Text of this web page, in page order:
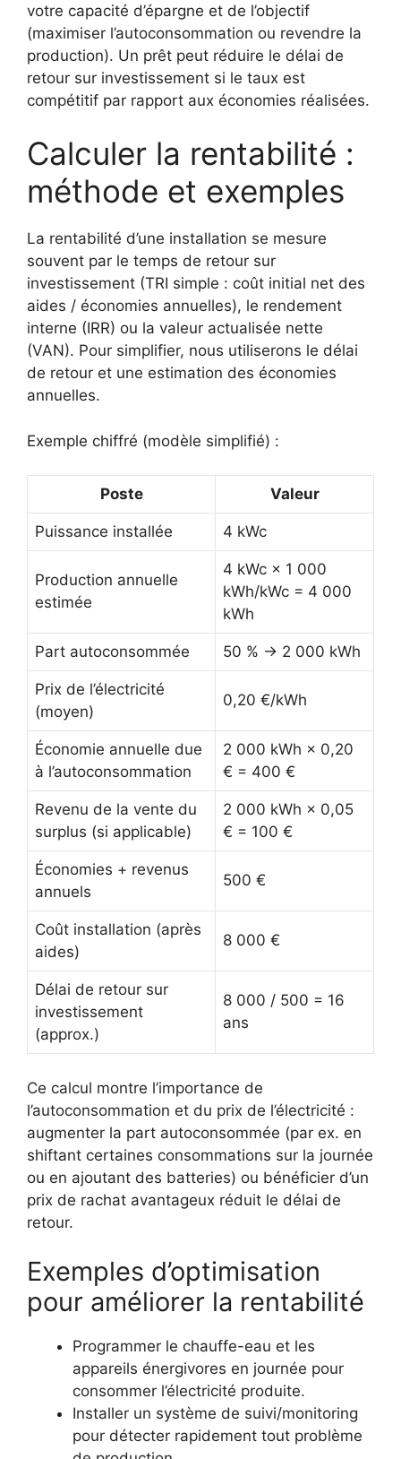
votre capacité d’épargne et de l’objectif
(maximiser l’autoconsommation ou revendre la
production). Un prêt peut réduire le délai de
retour sur investissement si le taux est
compétitif par rapport aux économies réalisées.
Calculer la rentabilité :
méthode et exemples
La rentabilité d’une installation se mesure
souvent par le temps de retour sur
investissement (TRI simple : coût initial net des
aides / économies annuelles), le rendement
interne (IRR) ou la valeur actualisée nette
(VAN). Pour simplifier, nous utiliserons le délai
de retour et une estimation des économies
annuelles.
Exemple chiffré (modèle simplifié) :
Poste Valeur
Puissance installée 4 kWc
Production annuelle
estimée
4 kWc × 1 000
kWh/kWc = 4 000
kWh
Part autoconsommée 50 % → 2 000 kWh
Prix de l’électricité
(moyen)
0,20 €/kWh
Économie annuelle due
à l’autoconsommation
2 000 kWh × 0,20
€ = 400 €
Revenu de la vente du
surplus (si applicable)
2 000 kWh × 0,05
€ = 100 €
Économies + revenus
annuels
500 €
Coût installation (après
aides)
8 000 €
Délai de retour sur
investissement
(approx.)
8 000 / 500 = 16
ans
Ce calcul montre l’importance de
l’autoconsommation et du prix de l’électricité :
augmenter la part autoconsommée (par ex. en
shiftant certaines consommations sur la journée
ou en ajoutant des batteries) ou bénéficier d’un
prix de rachat avantageux réduit le délai de
retour.
Exemples d’optimisation
pour améliorer la rentabilité
Programmer le chauffe-eau et les
appareils énergivores en journée pour
consommer l’électricité produite.
Installer un système de suivi/monitoring
pour détecter rapidement tout problème